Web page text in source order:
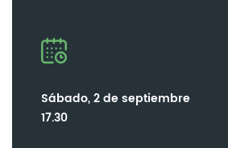
Sábado, 2 de septiembre
17.30